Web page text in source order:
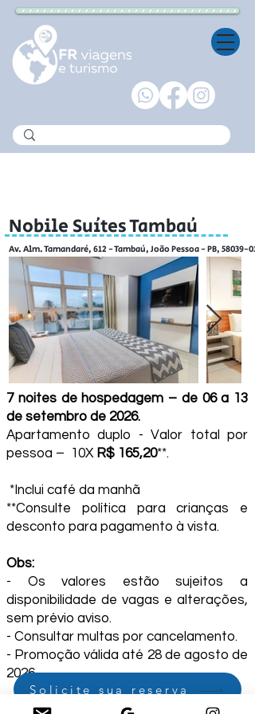
Nobile Suítes Tambaú
Av. Alm. Tamandaré, 612 - Tambaú, João Pessoa - PB,58039-010
7 noites de hospedagem – de 06 a 13
de setembro de 2026.
Apartamento duplo - Valor total por
pessoa – 10X R$ 165,20**.
*Inclui café da manhã
**Consulte política para crianças e
desconto para pagamento à vista.
Obs:
- Os valores estão sujeitos a
disponibilidade de vagas e alterações,
sem prévio aviso.
- Consultar multas por cancelamento.
- Promoção válida até 28 de agosto de
2026.
Solicite sua reserva